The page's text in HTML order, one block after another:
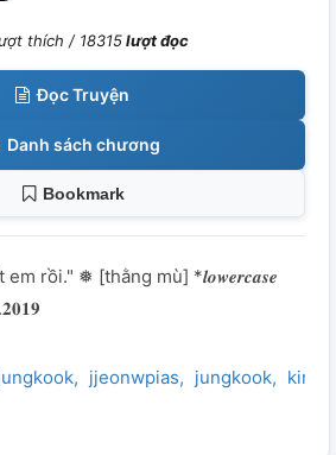
thích / 18315lượt đọc
Đọc Truyện
Danh sách chương
Bookmark
rồi." ❅ [thằng mù] *𝒍𝒐𝒘𝒆𝒓𝒄𝒂𝒔𝒆
jjeonwpias jungkook